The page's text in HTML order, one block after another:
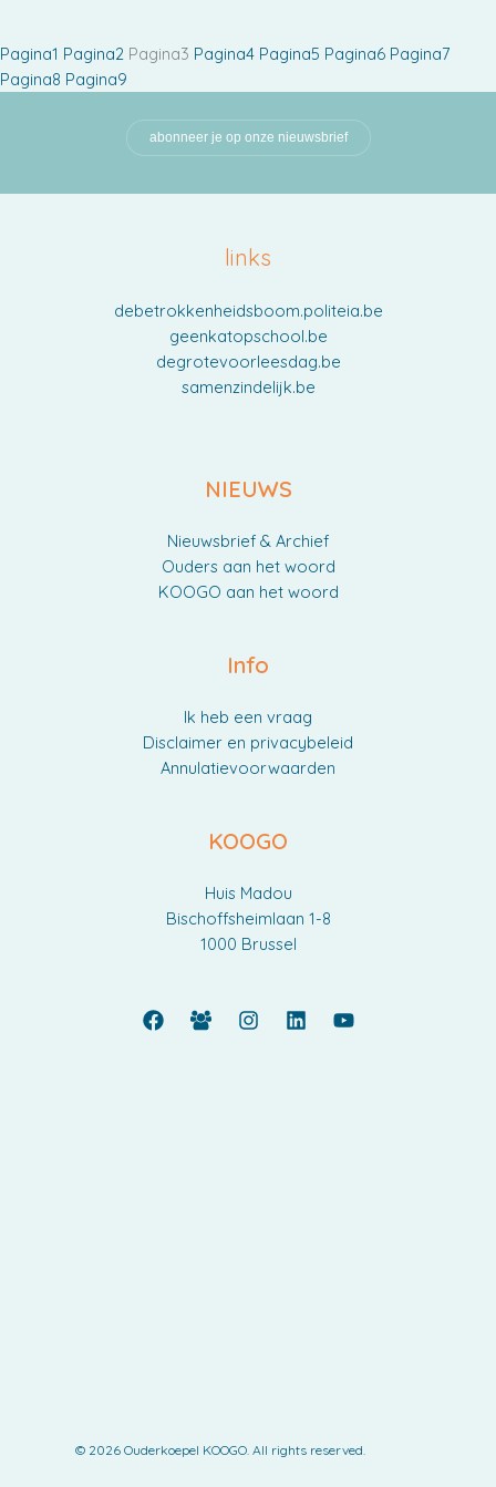
Pagina1 Pagina2 Pagina3 Pagina4 Pagina5 Pagina6 Pagina7
Pagina8 Pagina9
abonneer je op onze nieuwsbrief
links
debetrokkenheidsboom.politeia.be
geenkatopschool.be
degrotevoorleesdag.be
samenzindelijk.be
NIEUWS
Nieuwsbrief & Archief
Ouders aan het woord
KOOGO aan het woord
Info
Ik heb een vraag
Disclaimer en privacybeleid
Annulatievoorwaarden
KOOGO
Huis Madou
Bischoffsheimlaan 1-8
1000 Brussel
© 2026 Ouderkoepel KOOGO. All rights reserved.